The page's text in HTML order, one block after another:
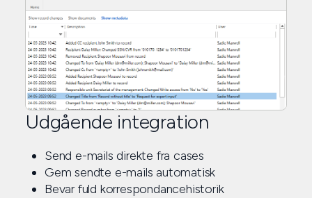
Udgående integration
Send e-mails direkte fra cases
Gem sendte e-mails automatisk
Bevar fuld korrespondancehistorik